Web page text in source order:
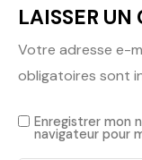
LAISSER
Votre adresse e-
obligatoires sont
Enregistrer mon
navigateur pour